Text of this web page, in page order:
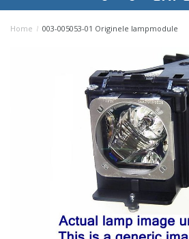
Home / 003-005053-01 Originele lampmodule